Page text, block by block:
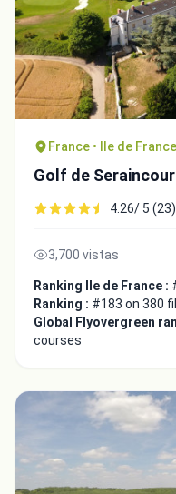
France • Ile de France
Golf de
4.26/ 5 (23)
3,700 vistas
Ranking Ile de France :
Ranking : #183 on 380
Global Flyovergreen
courses